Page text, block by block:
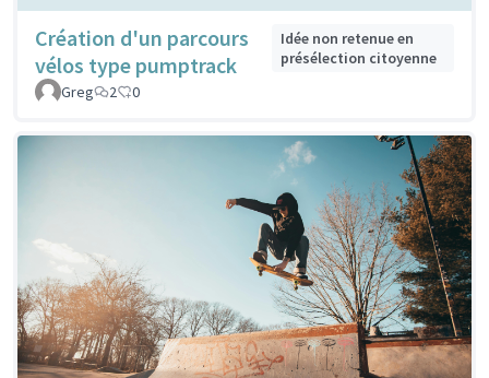
Création d'un parcours
vélos type pumptrack
Idée non retenue en
présélection citoyenne
Greg
2 0